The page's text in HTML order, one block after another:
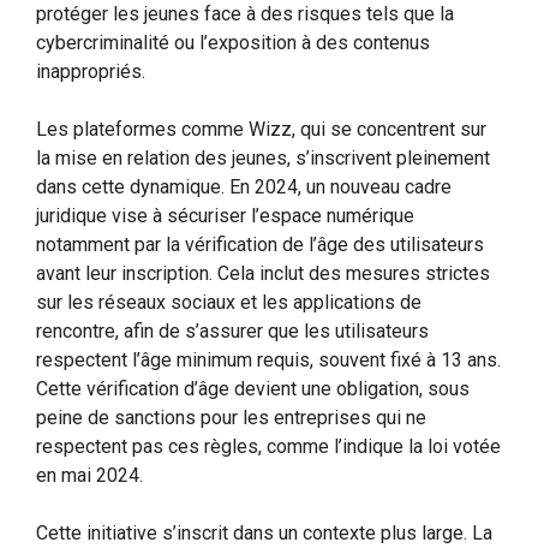
protéger les jeunes face à des risques tels que la
cybercriminalité ou l’exposition à des contenus
inappropriés.
Les plateformes comme Wizz, qui se concentrent sur
la mise en relation des jeunes, s’inscrivent pleinement
dans cette dynamique. En 2024, un nouveau cadre
juridique vise à sécuriser l’espace numérique
notamment par la vérification de l’âge des utilisateurs
avant leur inscription. Cela inclut des mesures strictes
sur les réseaux sociaux et les applications de
rencontre, afin de s’assurer que les utilisateurs
respectent l’âge minimum requis, souvent fixé à 13 ans.
Cette vérification d’âge devient une obligation, sous
peine de sanctions pour les entreprises qui ne
respectent pas ces règles, comme l’indique la loi votée
en mai 2024.
Cette initiative s’inscrit dans un contexte plus large. La